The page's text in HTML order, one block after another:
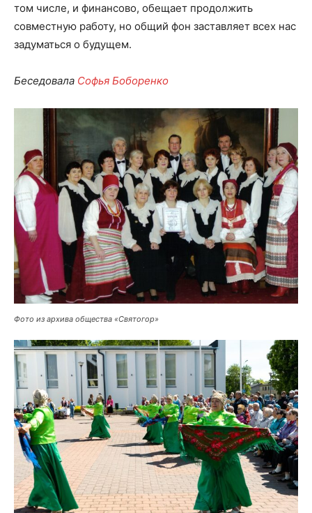
том числе, и финансово, обещает продолжить
совместную работу, но общий фон заставляет всех нас
задуматься о будущем.
Беседовала Софья Боборенко
Фото из архива общества «Святогор»